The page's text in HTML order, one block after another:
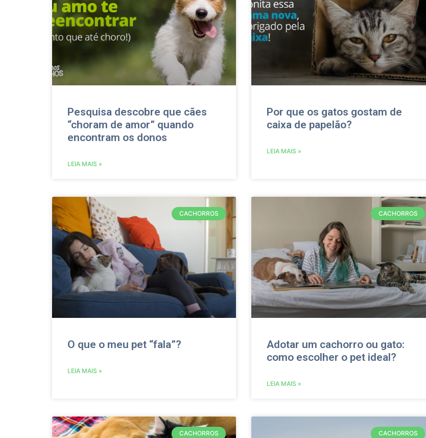
Pesquisa descobre que cães
“choram de amor” quando
encontram os donos
LEIA MAIS »
Por que os gatos gostam de
caixa de papelão?
LEIA MAIS »
CACHORROS
O que o meu pet “fala”?
LEIA MAIS »
CACHORROS
Adotar um cachorro ou gato:
como escolher o pet ideal?
LEIA MAIS »
CACHORROS CACHORROS